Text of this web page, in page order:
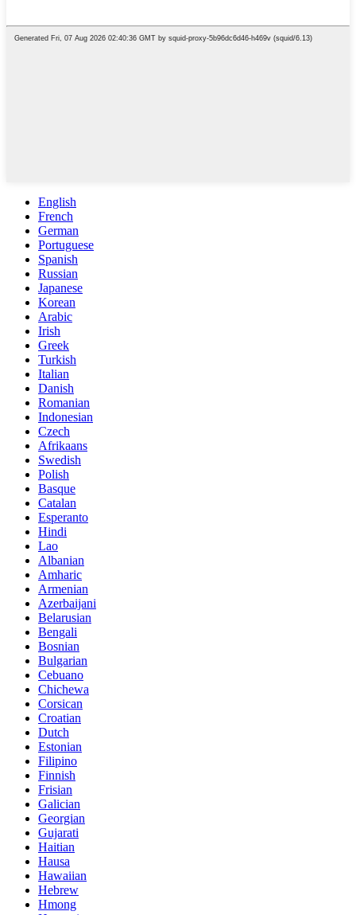
English
French
German
Portuguese
Spanish
Russian
Japanese
Korean
Arabic
Irish
Greek
Turkish
Italian
Danish
Romanian
Indonesian
Czech
Afrikaans
Swedish
Polish
Basque
Catalan
Esperanto
Hindi
Lao
Albanian
Amharic
Armenian
Azerbaijani
Belarusian
Bengali
Bosnian
Bulgarian
Cebuano
Chichewa
Corsican
Croatian
Dutch
Estonian
Filipino
Finnish
Frisian
Galician
Georgian
Gujarati
Haitian
Hausa
Hawaiian
Hebrew
Hmong